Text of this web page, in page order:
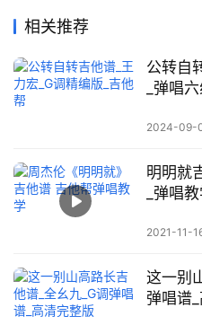
相关推荐
公转自
_弹唱
2024-09-
明明就
_弹唱
2021-11-
这一别
弹唱谱